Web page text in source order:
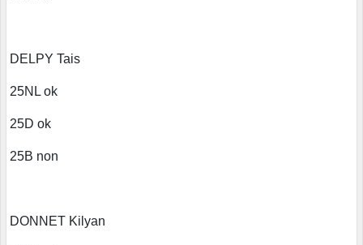
DELPY Tais
25NL ok
25D ok
25B non
DONNET Kilyan